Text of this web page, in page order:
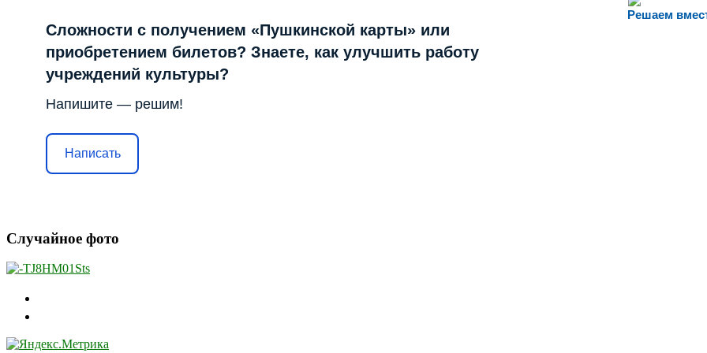
Решаем
Сложности с получением «Пушкинской карты» или
приобретением билетов? Знаете, как улучшить работу
учреждений культуры?
Напишите — решим!
Написать
Случайное фото